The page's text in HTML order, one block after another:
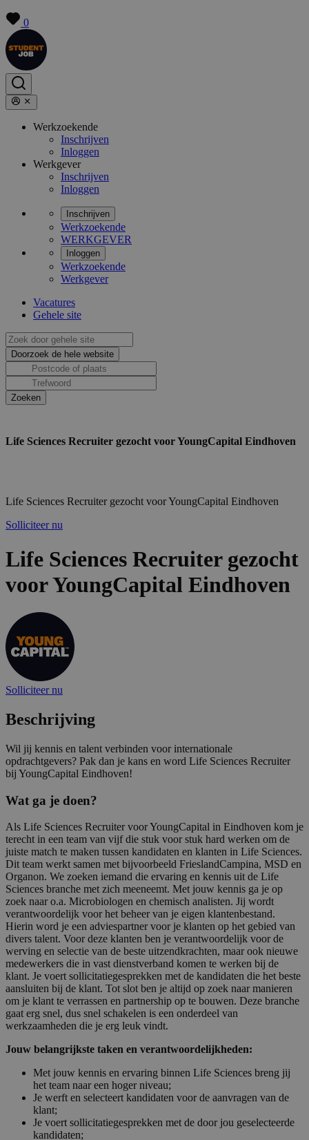
0
Werkzoekende
Inschrijven
Inloggen
Werkgever
Inschrijven
Inloggen
Inschrijven
Werkzoekende
WERKGEVER
Inloggen
Werkzoekende
Werkgever
Vacatures
Gehele site
Life Sciences Recruiter gezocht voor YoungCapital Eindhoven
Life Sciences Recruiter gezocht voor YoungCapital Eindhoven
Solliciteer nu
Life Sciences Recruiter gezocht
voor YoungCapital Eindhoven
Solliciteer nu
Beschrijving
Wil jij kennis en talent verbinden voor internationale
opdrachtgevers? Pak dan je kans en word Life Sciences Recruiter
bij YoungCapital Eindhoven!
Wat ga je doen?
Als Life Sciences Recruiter voor YoungCapital in Eindhoven kom je
terecht in een team van vijf die stuk voor stuk hard werken om de
juiste match te maken tussen kandidaten en klanten in Life Sciences.
Dit team werkt samen met bijvoorbeeld FrieslandCampina, MSD en
Organon. We zoeken iemand die ervaring en kennis uit de Life
Sciences branche met zich meeneemt. Met jouw kennis ga je op
zoek naar o.a. Microbiologen en chemisch analisten. Jij wordt
verantwoordelijk voor het beheer van je eigen klantenbestand.
Hierin word je een adviespartner voor je klanten op het gebied van
divers talent. Voor deze klanten ben je verantwoordelijk voor de
werving en selectie van de beste uitzendkrachten, maar ook nieuwe
medewerkers die in vast dienstverband komen te werken bij de
klant. Je voert sollicitatiegesprekken met de kandidaten die het beste
aansluiten bij de klant. Tot slot ben je altijd op zoek naar manieren
om je klant te verrassen en partnership op te bouwen. Deze branche
gaat erg snel, dus snel schakelen is een onderdeel van
werkzaamheden die je erg leuk vindt.
Jouw belangrijkste taken en verantwoordelijkheden:
Met jouw kennis en ervaring binnen Life Sciences breng jij
het team naar een hoger niveau;
Je werft en selecteert kandidaten voor de aanvragen van de
klant;
Je voert sollicitatiegesprekken met de door jou geselecteerde
kandidaten;